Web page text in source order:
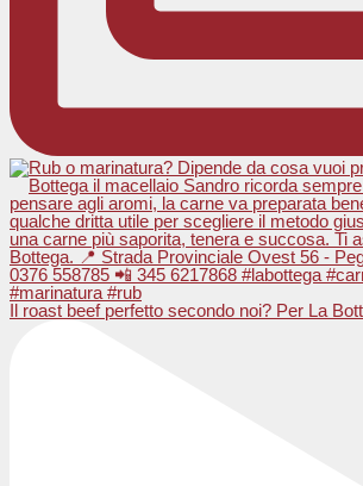
Il roast beef perfetto secondo noi? Per La